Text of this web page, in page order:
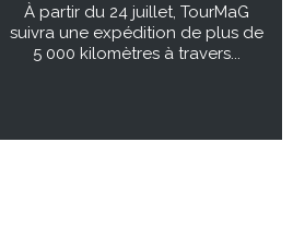
À partir du 24 juillet, TourMaG
suivra une expédition de plus de
5 000 kilomètres à travers...